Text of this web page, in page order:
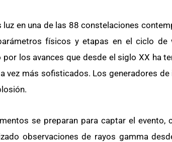
en una de las 88 constelaciones
físicos y etapas en el ciclo de
los avances que desde el siglo XX ha
vez más sofisticados. Los generadores
se preparan para captar el evento,
observaciones de rayos gamma